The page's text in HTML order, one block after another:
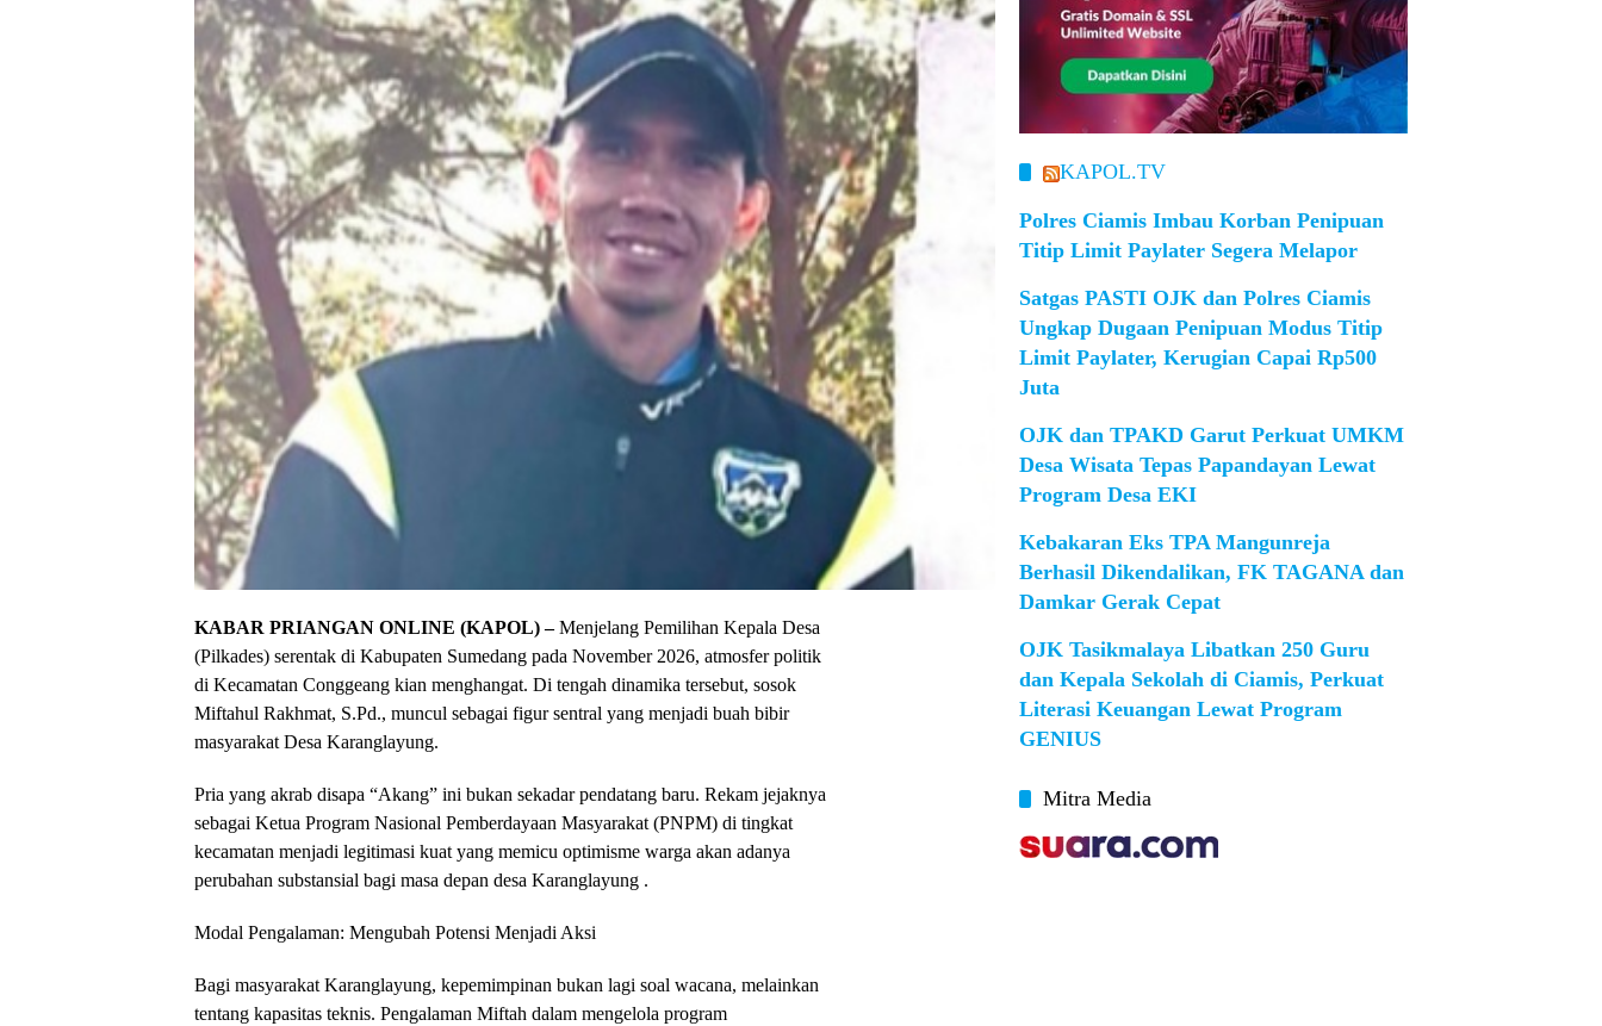
KABAR PRIANGAN ONLINE (KAPOL) –Menjelang Pemilihan Kepala Desa
(Pilkades) serentak di Kabupaten Sumedang pada November 2026, atmosfer politik
di Kecamatan Conggeang kian menghangat. Di tengah dinamika tersebut, sosok
Miftahul Rakhmat, S.Pd., muncul sebagai figur sentral yang menjadi buah bibir
masyarakat Desa Karanglayung.
​Pria yang akrab disapa “Akang” ini bukan sekadar pendatang baru. Rekam jejaknya
sebagai Ketua Program Nasional Pemberdayaan Masyarakat (PNPM) di tingkat
kecamatan menjadi legitimasi kuat yang memicu optimisme warga akan adanya
perubahan substansial bagi masa depan desa Karanglayung .
​Modal Pengalaman: Mengubah Potensi Menjadi Aksi
​Bagi masyarakat Karanglayung, kepemimpinan bukan lagi soal wacana, melainkan
tentang kapasitas teknis. Pengalaman Miftah dalam mengelola program
KAPOL.TV
Polres Ciamis Imbau Korban Penipuan
Titip Limit Paylater Segera Melapor
Satgas PASTI OJK dan Polres Ciamis
Ungkap Dugaan Penipuan Modus Titip
Limit Paylater, Kerugian Capai Rp500
Juta
OJK dan TPAKD Garut Perkuat UMKM
Desa Wisata Tepas Papandayan Lewat
Program Desa EKI
Kebakaran Eks TPA Mangunreja
Berhasil Dikendalikan, FK TAGANA dan
Damkar Gerak Cepat
OJK Tasikmalaya Libatkan 250 Guru
dan Kepala Sekolah di Ciamis, Perkuat
Literasi Keuangan Lewat Program
GENIUS
Mitra Media